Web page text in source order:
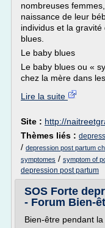
nombreuses
naissance de leur
individus et la
blues.
Le baby blues
Le baby blues ou «
chez la mère dans
Lire la suite
Site : http://
Thèmes liés :
/ depression post partum
symptomes / symptom of
depression post partum
SOS Forte
- Forum Bien-
Bien-être pendant